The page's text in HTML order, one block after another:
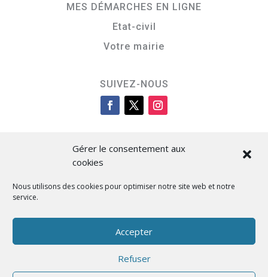
Gérer le consentement aux
cookies
Nous utilisons des cookies pour optimiser notre site web et notre
service.
Accepter
Refuser
MES DÉMARCHES EN LIGNE
Etat-civil
Votre mairie
SUIVEZ-NOUS
Cità di L’Isula
Designed by BKM Web Consulting